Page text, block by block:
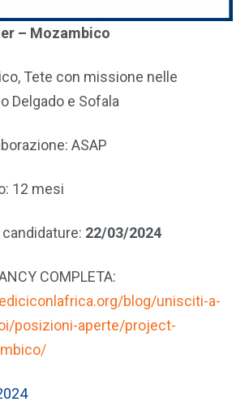
– Mozambico
Tete con missione nelle
Delgado e Sofala
ASAP
12 mesi
22/03/2024
COMPLETA:
blog/unisciti-a-
posizioni-aperte/project-